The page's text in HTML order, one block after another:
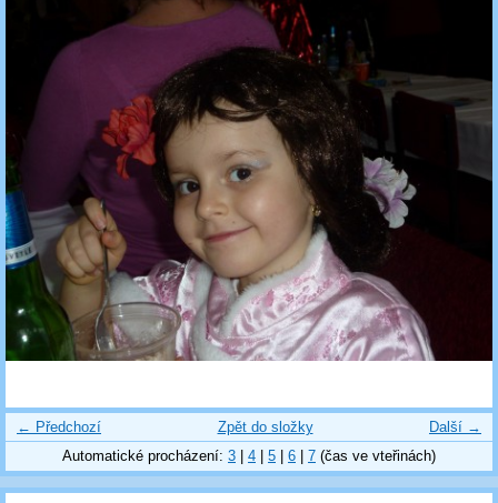
← Předchozí Další →
Zpět do složky
Automatické procházení: 3 4 5 6 7 (čas ve vteřinách)